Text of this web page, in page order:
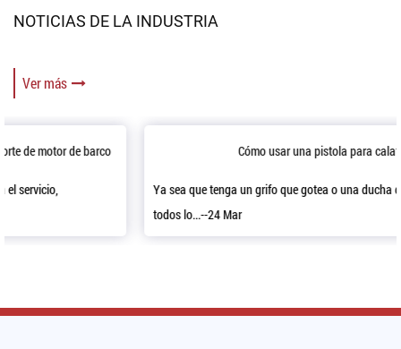
NOTICIAS DE LA INDUSTRIA
Ver más
Cómo usar una pistola para calafatear
Ya sea que tenga un grifo que gotea o una ducha que necesita sellador,